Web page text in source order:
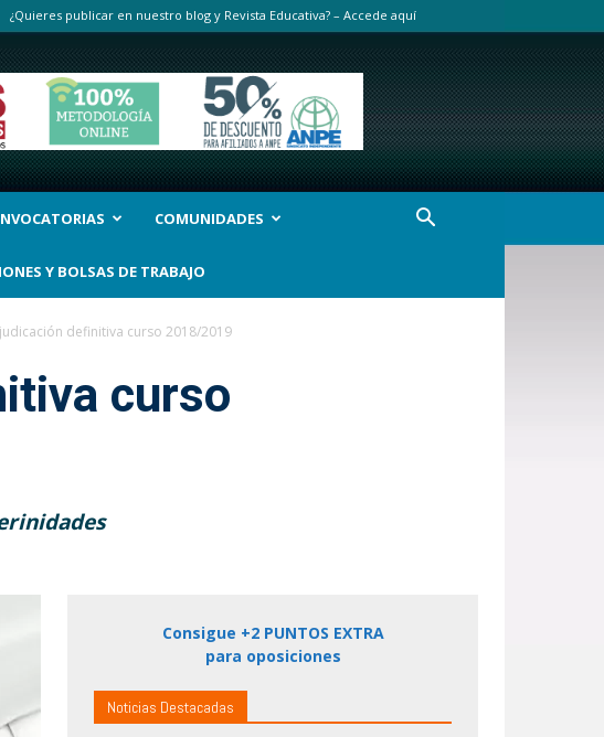
¿Quieres publicar en nuestro blog y Revista Educativa? – Accede aquí
COMUNIDADES
Y BOLSAS DE TRABAJO
definitiva curso 2018/2019
curso
Consigue +2 PUNTOS EXTRA
para oposiciones
Noticias Destacadas